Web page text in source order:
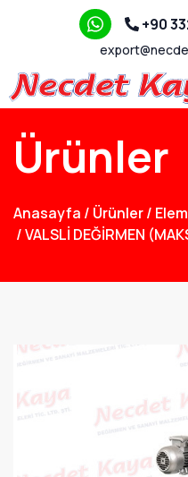
+90
Ürünler
Anasayfa / Ürünler/
/VALSLİ DEĞİRMEN